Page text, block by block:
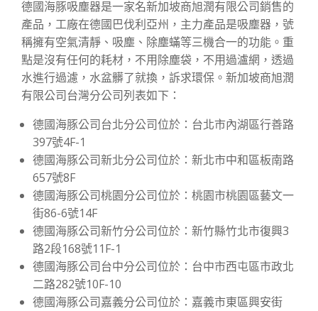
德國海豚吸塵器是一家名新加坡商旭潤有限公司銷售的
產品，工廠在德國巴伐利亞州，主力產品是吸塵器，號
稱擁有空氣清靜、吸塵、除塵蟎等三機合一的功能。重
點是沒有任何的耗材，不用除塵袋，不用過瀘網，透過
水進行過濾，水盆髒了就換，訴求環保。新加坡商旭潤
有限公司台灣分公司列表如下：
德國海豚公司台北分公司位於：台北市內湖區行善路
397號4F-1
德國海豚公司新北分公司位於：新北市中和區板南路
657號8F
德國海豚公司桃園分公司位於：桃園市桃園區藝文一
街86-6號14F
德國海豚公司新竹分公司位於：新竹縣竹北市復興3
路2段168號11F-1
德國海豚公司台中分公司位於：台中市西屯區市政北
二路282號10F-10
德國海豚公司嘉義分公司位於：嘉義市東區興安街